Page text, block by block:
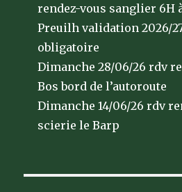
rendez-vous sanglier 6H
Preuilh validation 2026/
obligatoire
Dimanche 28/06/26 rdv
Bos bord de l’autoroute
Dimanche 14/06/26 rdv
scierie le Barp